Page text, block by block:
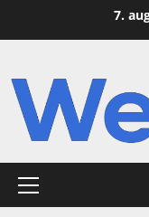
7.
Primary